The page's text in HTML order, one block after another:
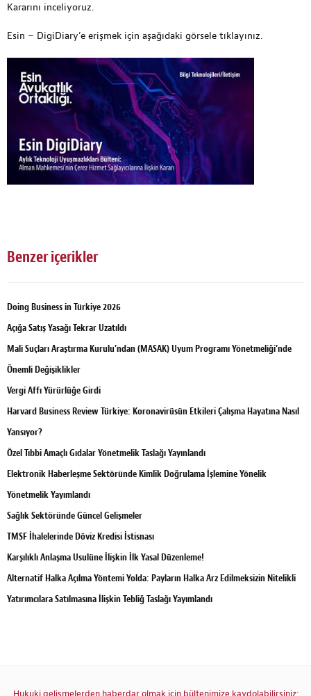
Kararını inceliyoruz.
Esin – DigiDiary’e erişmek için aşağıdaki görsele tıklayınız.
Benzer içerikler
Doing Business in Türkiye 2026
Açığa Satış Yasağı Tekrar Uzatıldı
Mali Suçları Araştırma Kurulu’ndan (MASAK) Uyum Programı Yönetmeliği’nde
Önemli Değişiklikler
Vergi Affı Yürürlüğe Girdi
Harvard Business Review Türkiye: Koronavirüsün Etkileri Çalışma Hayatına Nasıl
Yansıyor?
Özel Tıbbi Amaçlı Gıdalar Yönetmelik Taslağı Yayınlandı
Elektronik Haberleşme Sektöründe Kimlik Doğrulama İşlemine Yönelik
Yönetmelik Yayımlandı
Sağlık Sektöründe Güncel Gelişmeler
TMSF İhalelerinde Döviz Kredisi İstisnası
Karşılıklı Anlaşma Usulüne İlişkin İlk Yasal Düzenleme!
Alternatif Halka Açılma Yöntemi Yolda: Payların Halka Arz Edilmeksizin Nitelikli
Yatırımcılara Satılmasına İlişkin Tebliğ Taslağı Yayımlandı
Hukuki gelişmelerden haberdar olmak için bültenimize kaydolabilirsiniz: